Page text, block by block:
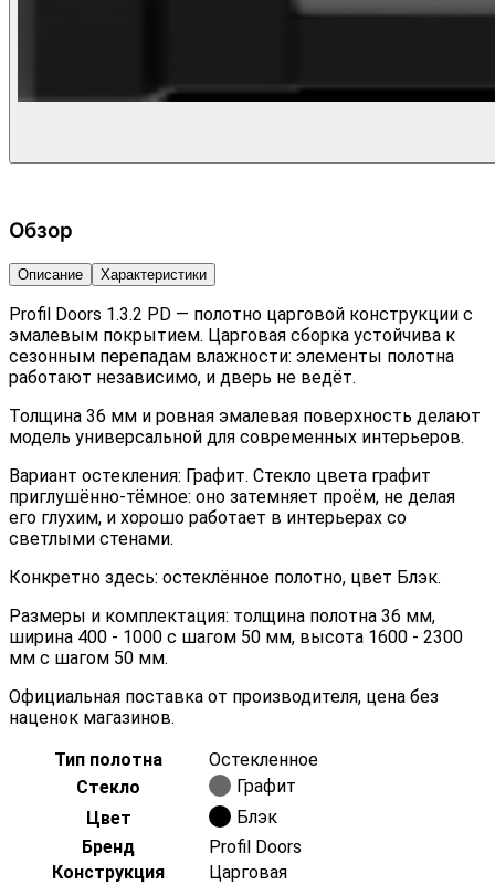
Обзор
Описание Характеристики
Profil Doors 1.3.2 PD — полотно царговой конструкции с
эмалевым покрытием. Царговая сборка устойчива к
сезонным перепадам влажности: элементы полотна
работают независимо, и дверь не ведёт.
Толщина 36 мм и ровная эмалевая поверхность делают
модель универсальной для современных интерьеров.
Вариант остекления: Графит. Стекло цвета графит
приглушённо-тёмное: оно затемняет проём, не делая
его глухим, и хорошо работает в интерьерах со
светлыми стенами.
Конкретно здесь: остеклённое полотно, цвет Блэк.
Размеры и комплектация: толщина полотна 36 мм,
ширина 400 - 1000 с шагом 50 мм, высота 1600 - 2300
мм с шагом 50 мм.
Официальная поставка от производителя, цена без
наценок магазинов.
Тип полотна
Остекленное
Стекло
Графит
Цвет
Блэк
Бренд
Profil Doors
Конструкция
Царговая